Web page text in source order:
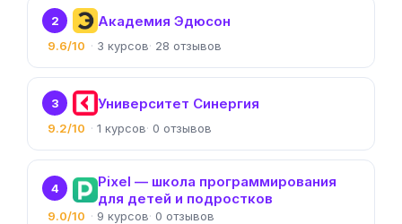
2 Академия Эдюсон
9.6/10 3 28
3 Университет Синергия
9.2/10 1 0
4
Pixel — школа программирования
для детей и подростков
9.0/10 9 0